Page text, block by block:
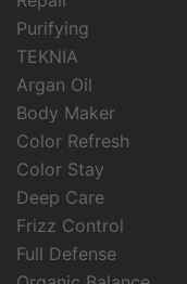
Purifying
TEKNIA
Argan Oil
Body Maker
Color Refresh
Color Stay
Deep Care
Frizz Control
Full Defense